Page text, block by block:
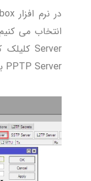
PPTP Server به حالت انتخاب در می آوریم.